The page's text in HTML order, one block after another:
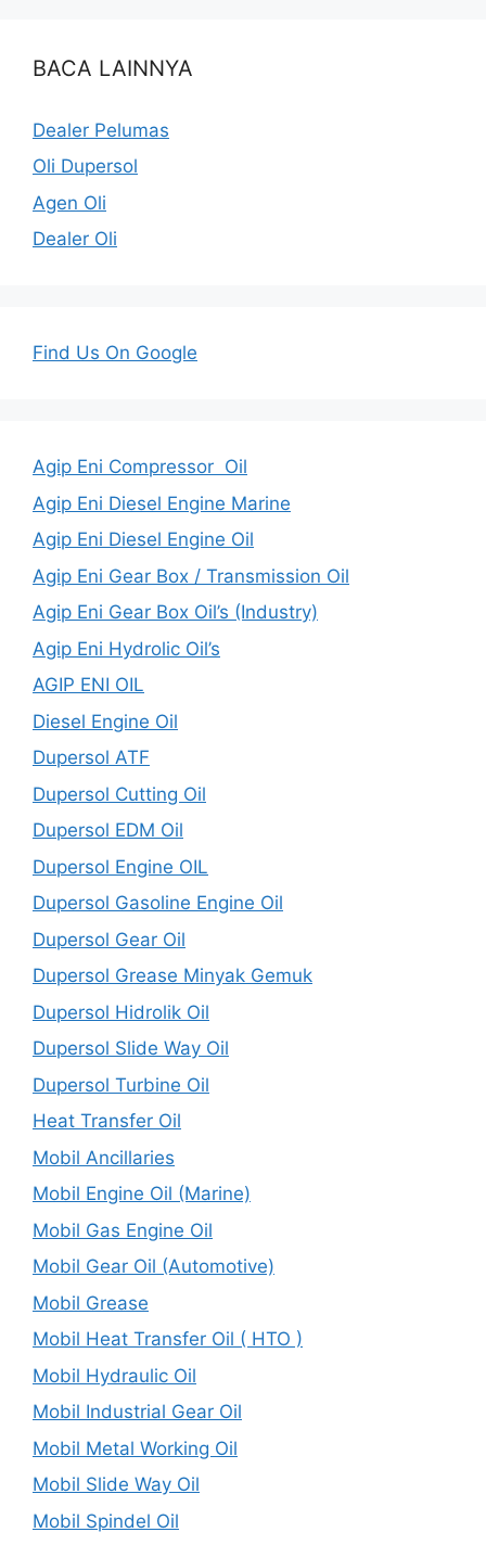
BACA LAINNYA
Dealer Pelumas
Oli Dupersol
Agen Oli
Dealer Oli
Find Us On Google
Agip Eni Compressor Oil
Agip Eni Diesel Engine Marine
Agip Eni Diesel Engine Oil
Agip Eni Gear Box / Transmission Oil
Agip Eni Gear Box Oil’s (Industry)
Agip Eni Hydrolic Oil’s
AGIP ENI OIL
Diesel Engine Oil
Dupersol ATF
Dupersol Cutting Oil
Dupersol EDM Oil
Dupersol Engine OIL
Dupersol Gasoline Engine Oil
Dupersol Gear Oil
Dupersol Grease Minyak Gemuk
Dupersol Hidrolik Oil
Dupersol Slide Way Oil
Dupersol Turbine Oil
Heat Transfer Oil
Mobil Ancillaries
Mobil Engine Oil (Marine)
Mobil Gas Engine Oil
Mobil Gear Oil (Automotive)
Mobil Grease
Mobil Heat Transfer Oil ( HTO )
Mobil Hydraulic Oil
Mobil Industrial Gear Oil
Mobil Metal Working Oil
Mobil Slide Way Oil
Mobil Spindel Oil